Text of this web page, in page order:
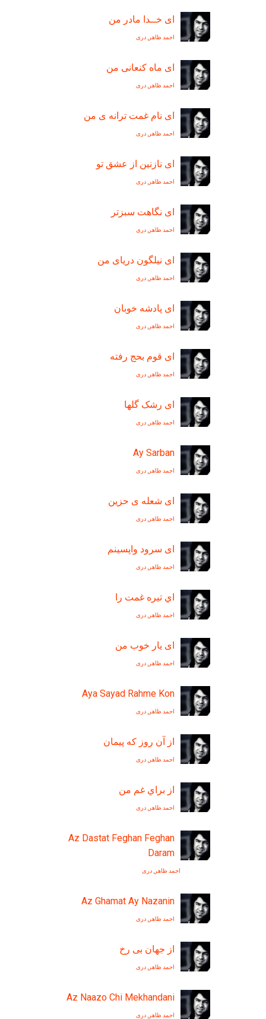
ای خــدا مادر من
احمد ظاهر دری
ای ماه کنعانی من
احمد ظاهر دری
ای نام غمت ترانه ی من
احمد ظاهر دری
ای نازنين از عشق تو
احمد ظاهر دری
ای نگاهت سبزتر
احمد ظاهر دری
ای نیلگون دریای من
احمد ظاهر دری
ای پادشه خوبان
احمد ظاهر دری
ای قوم بحج رفته
احمد ظاهر دری
ای رشک گلها
احمد ظاهر دری
Ay Sarban
احمد ظاهر دری
ای شعله ی حزين
احمد ظاهر دری
ای سرود واپسينم
احمد ظاهر دری
اي تيره غمت را
احمد ظاهر دری
ای یار خوب من
احمد ظاهر دری
Aya Sayad Rahme Kon
احمد ظاهر دری
از آن روز که پیمان
احمد ظاهر دری
از براي غم من
احمد ظاهر دری
Az Dastat Feghan Feghan
Daram
احمد ظاهر دری
Az Ghamat Ay Nazanin
احمد ظاهر دری
از جهان بی رخ
احمد ظاهر دری
Az Naazo Chi Mekhandani
احمد ظاهر دری